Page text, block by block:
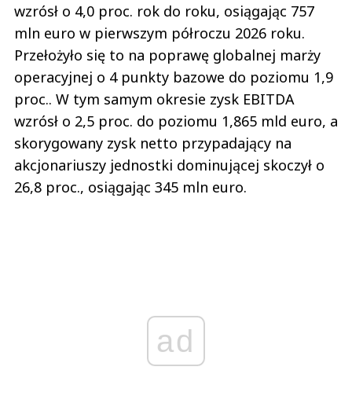
wzrósł o 4,0 proc. rok do roku, osiągając 757
mln euro w pierwszym półroczu 2026 roku.
Przełożyło się to na poprawę globalnej marży
operacyjnej o 4 punkty bazowe do poziomu 1,9
proc.. W tym samym okresie zysk EBITDA
wzrósł o 2,5 proc. do poziomu 1,865 mld euro, a
skorygowany zysk netto przypadający na
akcjonariuszy jednostki dominującej skoczył o
26,8 proc., osiągając 345 mln euro.
ad